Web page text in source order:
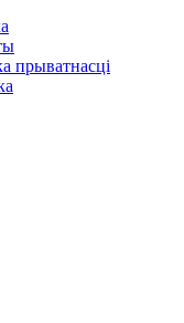
прыватнасці